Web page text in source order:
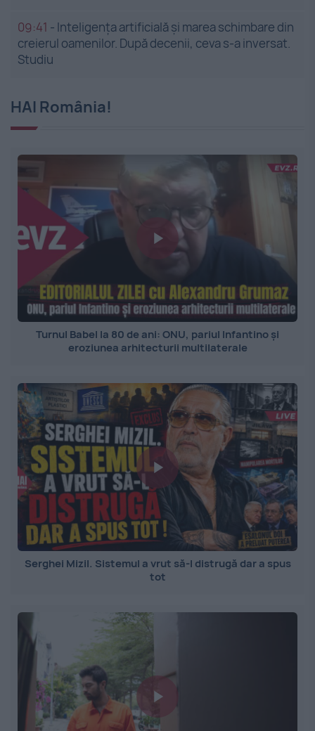
09:41 - Inteligența artificială și marea schimbare din
creierul oamenilor. După decenii, ceva s-a inversat.
Studiu
HAI România!
Turnul Babel la 80 de ani: ONU, pariul Infantino și
eroziunea arhitecturii multilaterale
Serghei Mizil. Sistemul a vrut să-l distrugă dar a spus
tot